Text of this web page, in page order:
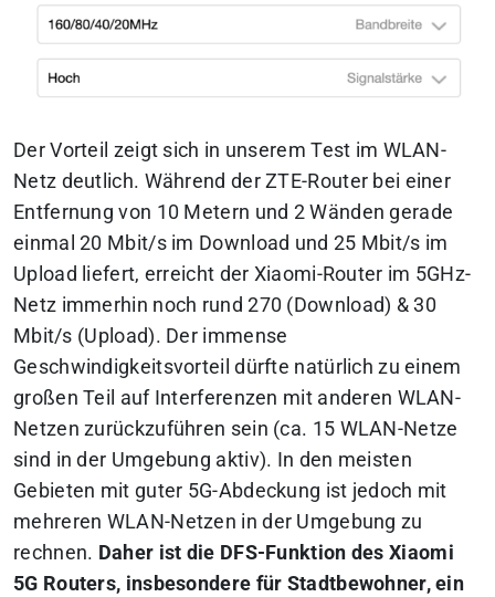
Der Vorteil zeigt sich in unserem Test im WLAN-
Netz deutlich. Während der ZTE-Router bei einer
Entfernung von 10 Metern und 2 Wänden gerade
einmal 20 Mbit/s im Download und 25 Mbit/s im
Upload liefert, erreicht der Xiaomi-Router im 5GHz-
Netz immerhin noch rund 270 (Download) & 30
Mbit/s (Upload). Der immense
Geschwindigkeitsvorteil dürfte natürlich zu einem
großen Teil auf Interferenzen mit anderen WLAN-
Netzen zurückzuführen sein (ca. 15 WLAN-Netze
sind in der Umgebung aktiv). In den meisten
Gebieten mit guter 5G-Abdeckung ist jedoch mit
mehreren WLAN-Netzen in der Umgebung zu
rechnen. Daher ist die DFS-Funktion des Xiaomi
5G Routers, insbesondere für Stadtbewohner, ein